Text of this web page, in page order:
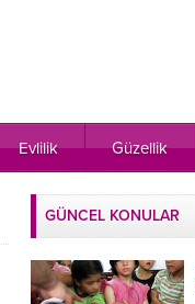
Evlilik Güzellik
GÜNCEL KONULAR